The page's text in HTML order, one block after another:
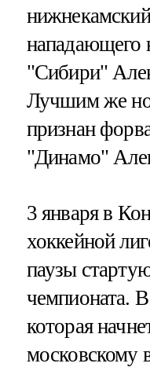
нападающего
"Сибири"
Лучшим же
признан
"Динамо"
3 января в
хоккейной
паузы
чемпионата.
которая
московскому